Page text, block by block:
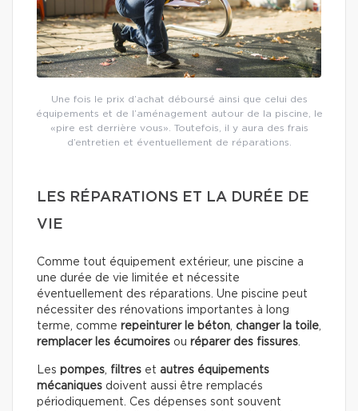
Une fois le prix d’achat déboursé ainsi que celui des
équipements et de l’aménagement autour de la piscine, le
«pire est derrière vous». Toutefois, il y aura des frais
d’entretien et éventuellement de réparations.
LES RÉPARATIONS ET LA DURÉE DE
VIE
Comme tout équipement extérieur, une piscine a
une durée de vie limitée et nécessite
éventuellement des réparations. Une piscine peut
nécessiter des rénovations importantes à long
terme, comme repeinturer le béton changer la toile
remplacer les écumoires ou réparer des fissures
Les pompes filtres et autres équipements
mécaniques doivent aussi être remplacés
périodiquement. Ces dépenses sont souvent